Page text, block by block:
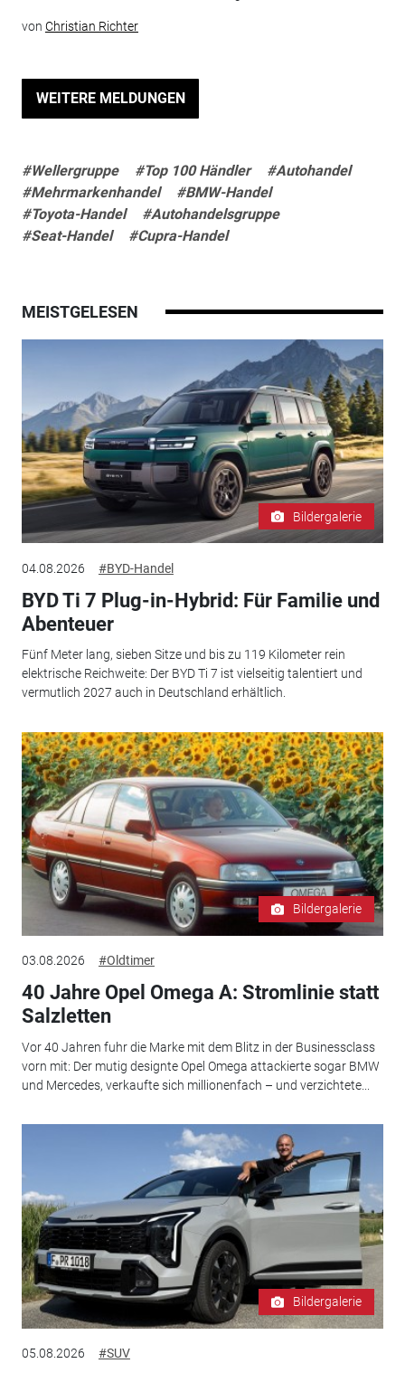
von Christian Richter
WEITERE MELDUNGEN
#Wellergruppe #Top 100 Händler
#Autohandel
#Mehrmarkenhandel
#BMW-Handel
#Toyota-Handel
#Autohandelsgruppe
#Seat-Handel
#Cupra-Handel
MEISTGELESEN
Bildergalerie
04.08.2026 #BYD-Handel
BYD Ti 7 Plug-in-Hybrid: Für Familie und
Abenteuer
Fünf Meter lang, sieben Sitze und bis zu 119 Kilometer rein
elektrische Reichweite: Der BYD Ti 7 ist vielseitig talentiert und
vermutlich 2027 auch in Deutschland erhältlich.
Bildergalerie
03.08.2026 #Oldtimer
40 Jahre Opel Omega A: Stromlinie statt
Salzletten
Vor 40 Jahren fuhr die Marke mit dem Blitz in der Businessclass
vorn mit: Der mutig designte Opel Omega attackierte sogar BMW
und Mercedes, verkaufte sich millionenfach – und verzichtete...
Bildergalerie
05.08.2026 #SUV